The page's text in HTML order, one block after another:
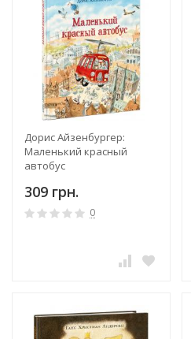
Дорис Айзенбургер:
Маленький красный
автобус
309 грн.
0